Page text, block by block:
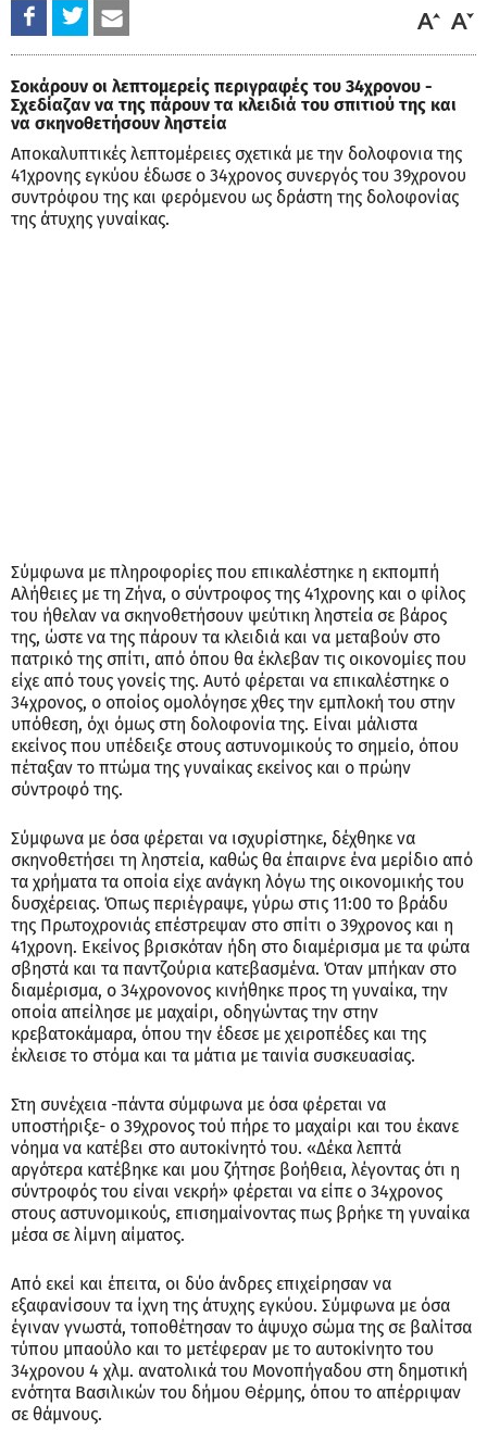
Σοκάρουν οι λεπτομερείς περιγραφές του 34χρονου -
Σχεδίαζαν να της πάρουν τα κλειδιά του σπιτιού της και
να σκηνοθετήσουν ληστεία
Αποκαλυπτικές λεπτομέρειες σχετικά με την δολοφονια της
41χρονης εγκύου έδωσε ο 34χρονος συνεργός του 39χρονου
συντρόφου της και φερόμενου ως δράστη της δολοφονίας
της άτυχης γυναίκας.
Σύμφωνα με πληροφορίες που επικαλέστηκε η εκπομπή
Αλήθειες με τη Ζήνα, ο σύντροφος της 41χρονης και ο φίλος
του ήθελαν να σκηνοθετήσουν ψεύτικη ληστεία σε βάρος
της, ώστε να της πάρουν τα κλειδιά και να μεταβούν στο
πατρικό της σπίτι, από όπου θα έκλεβαν τις οικονομίες που
είχε από τους γονείς της. Αυτό φέρεται να επικαλέστηκε ο
34χρονος, ο οποίος ομολόγησε χθες την εμπλοκή του στην
υπόθεση, όχι όμως στη δολοφονία της. Είναι μάλιστα
εκείνος που υπέδειξε στους αστυνομικούς το σημείο, όπου
πέταξαν το πτώμα της γυναίκας εκείνος και ο πρώην
σύντροφό της.
Σύμφωνα με όσα φέρεται να ισχυρίστηκε, δέχθηκε να
σκηνοθετήσει τη ληστεία, καθώς θα έπαιρνε ένα μερίδιο από
τα χρήματα τα οποία είχε ανάγκη λόγω της οικονομικής του
δυσχέρειας. Όπως περιέγραψε, γύρω στις 11:00 το βράδυ
της Πρωτοχρονιάς επέστρεψαν στο σπίτι ο 39χρονος και η
41χρονη. Εκείνος βρισκόταν ήδη στο διαμέρισμα με τα φώτα
σβηστά και τα παντζούρια κατεβασμένα. Όταν μπήκαν στο
διαμέρισμα, ο 34χρονονος κινήθηκε προς τη γυναίκα, την
οποία απείλησε με μαχαίρι, οδηγώντας την στην
κρεβατοκάμαρα, όπου την έδεσε με χειροπέδες και της
έκλεισε το στόμα και τα μάτια με ταινία συσκευασίας.
Στη συνέχεια -πάντα σύμφωνα με όσα φέρεται να
υποστήριξε- ο 39χρονος τού πήρε το μαχαίρι και του έκανε
νόημα να κατέβει στο αυτοκίνητό του. «Δέκα λεπτά
αργότερα κατέβηκε και μου ζήτησε βοήθεια, λέγοντας ότι η
σύντροφός του είναι νεκρή» φέρεται να είπε ο 34χρονος
στους αστυνομικούς, επισημαίνοντας πως βρήκε τη γυναίκα
μέσα σε λίμνη αίματος.
Από εκεί και έπειτα, οι δύο άνδρες επιχείρησαν να
εξαφανίσουν τα ίχνη της άτυχης εγκύου. Σύμφωνα με όσα
έγιναν γνωστά, τοποθέτησαν το άψυχο σώμα της σε βαλίτσα
τύπου μπαούλο και το μετέφεραν με το αυτοκίνητο του
34χρονου 4 χλμ. ανατολικά του Μονοπήγαδου στη δημοτική
ενότητα Βασιλικών του δήμου Θέρμης, όπου το απέρριψαν
σε θάμνους.